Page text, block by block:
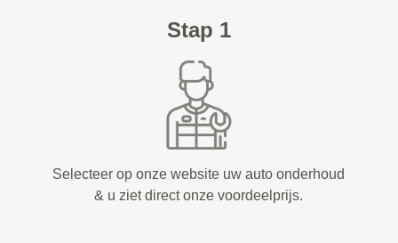
Stap 1
Selecteer op onze website uw auto onderhoud
& u ziet direct onze voordeelprijs.